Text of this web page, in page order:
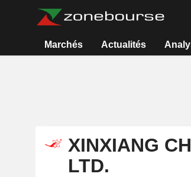
Marchés Actualités
XINXIANG
LTD.